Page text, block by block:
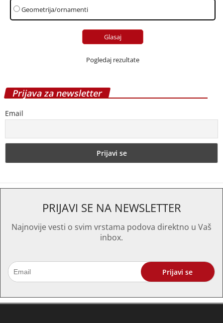
Geometrija/ornamenti
Pogledaj rezultate
Prijava za newsletter
Email
PRIJAVI SE NA NEWSLETTER
Najnovije vesti o svim vrstama podova direktno u Vaš
inbox.